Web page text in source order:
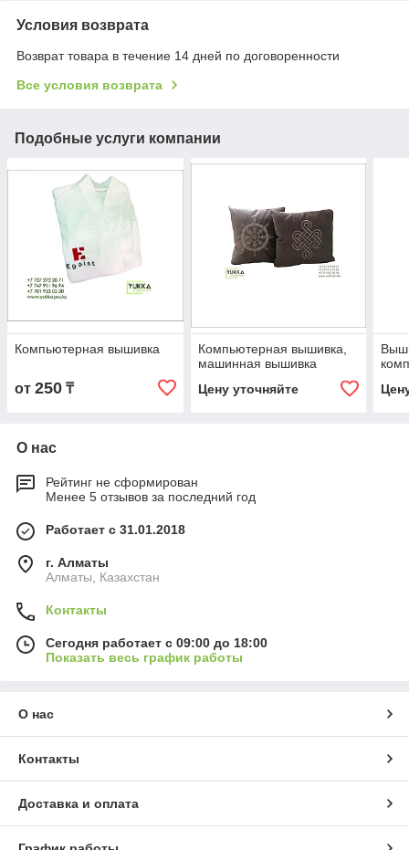
Условия возврата
Возврат товара в течение 14 дней по договоренности
Все условия возврата
Подобные услуги компании
Компьютерная вышивка
от 250 ₸
Компьютерная вышивка,
машинная вышивка
Цену уточняйте
О нас
Рейтинг не сформирован
Менее 5 отзывов за последний год
Работает с 31.01.2018
г. Алматы
Алматы, Казахстан
Контакты
Сегодня работает с 09:00 до 18:00
Показать весь график работы
О нас
Контакты
Доставка и оплата